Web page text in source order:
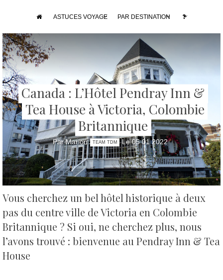
ASTUCES VOYAGE PAR DESTINATION
Canada : L’Hôtel Pendray Inn &
Tea House à Victoria, Colombie
Britannique
Par Marion TEAM TDM Le 05 01 2022
Vous cherchez un bel hôtel historique à deux
pas du centre ville de Victoria en Colombie
Britannique ? Si oui, ne cherchez plus, nous
l’avons trouvé : bienvenue au Pendray Inn & Tea
House